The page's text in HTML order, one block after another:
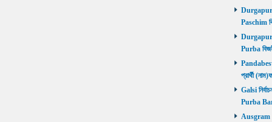
Durgapur
Paschim
Durgapur
Purba
প্রার্থী
Galsi
Purba
Ausgram